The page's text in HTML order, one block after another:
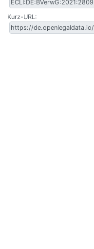
Kurz-URL: